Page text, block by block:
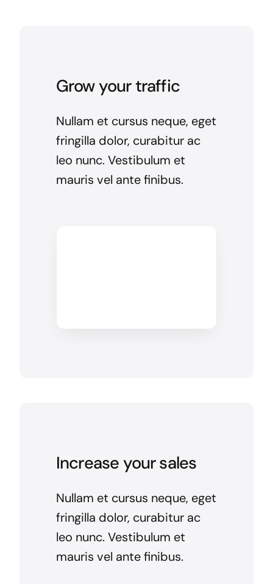
Grow your traffic
Nullam et cursus neque, eget
fringilla dolor, curabitur ac
leo nunc. Vestibulum et
mauris vel ante finibus.
Increase your sales
Nullam et cursus neque, eget
fringilla dolor, curabitur ac
leo nunc. Vestibulum et
mauris vel ante finibus.